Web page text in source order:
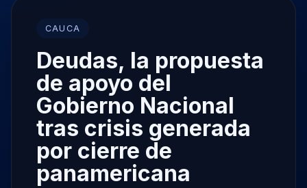
CAUCA
Deudas, la propuesta
de apoyo del
Gobierno Nacional
tras crisis generada
por cierre de
panamericana